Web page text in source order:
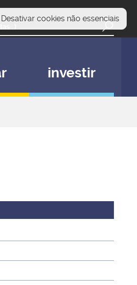
Desativar cookies não essenciais
investir